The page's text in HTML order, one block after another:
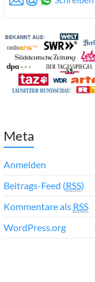
Meta
Anmelden
Beitrags-Feed (RSS)
Kommentare als RSS
WordPress.org